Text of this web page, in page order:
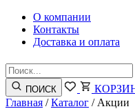
О компании
Контакты
Доставка и оплата
ПОИСК
Главная /Каталог / Акции